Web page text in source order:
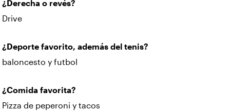
¿Derecha o revés?
Drive
¿Deporte favorito, además del tenis?
baloncesto y futbol
¿Comida favorita?
Pizza de peperoni y tacos